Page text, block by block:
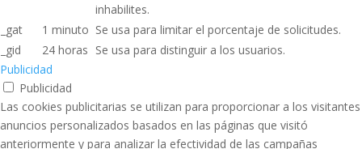
inhabilites.
_gat
1 minuto Se usa para limitar el porcentaje de solicitudes.
_gid
24 horas Se usa para distinguir a los usuarios.
Publicidad
Publicidad
Las cookies publicitarias se utilizan para proporcionar a los visitantes
anuncios personalizados basados ​​en las páginas que visitó
anteriormente y para analizar la efectividad de las campañas